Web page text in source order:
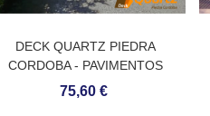
DECK QUARTZ PIEDRA
CORDOBA - PAVIMENTOS
CONTÍNUOS DE QUARTZO
75,60 €